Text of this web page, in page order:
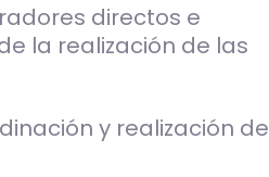
directos e
la realización de las
y realización de